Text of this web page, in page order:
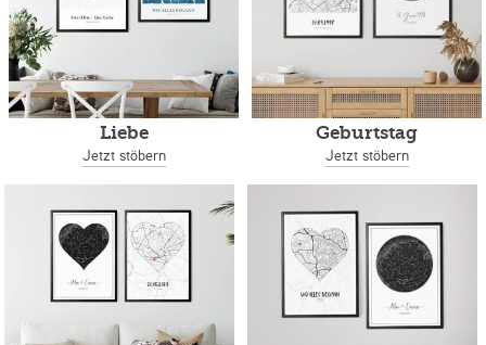
Liebe
Jetzt stöbern
Geburtstag
Jetzt stöbern